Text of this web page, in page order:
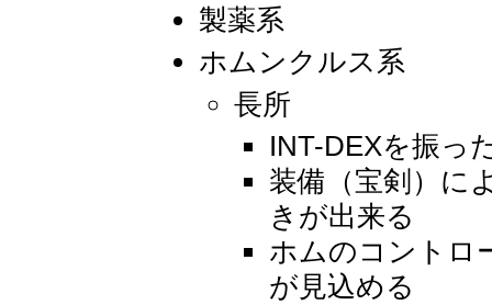
製薬系
ホムンクルス系
長所
INT-DEXを振っ
装備（宝剣）に
きが出来る
ホムのコントロ
が見込める